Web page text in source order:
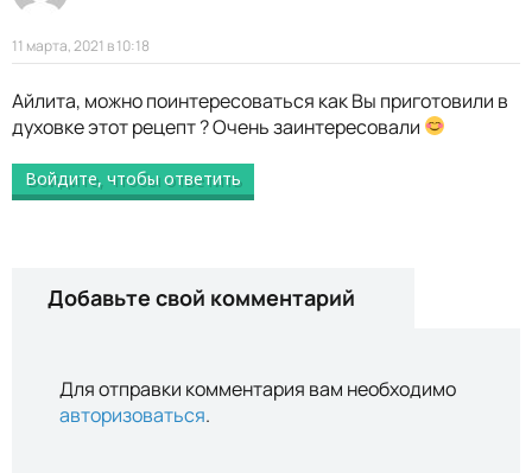
11 марта, 2021 в 10:18
Айлита, можно поинтересоваться как Вы приготовили в
духовке этот рецепт ? Очень заинтересовали
Войдите, чтобы ответить
Добавьте свой комментарий
Для отправки комментария вам необходимо
авторизоваться.